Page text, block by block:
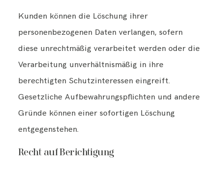
Kunden können die Löschung ihrer
personenbezogenen Daten verlangen, sofern
diese unrechtmäßig verarbeitet werden oder die
Verarbeitung unverhältnismäßig in ihre
berechtigten Schutzinteressen eingreift.
Gesetzliche Aufbewahrungspflichten und andere
Gründe können einer sofortigen Löschung
entgegenstehen.
Recht auf Berichtigung